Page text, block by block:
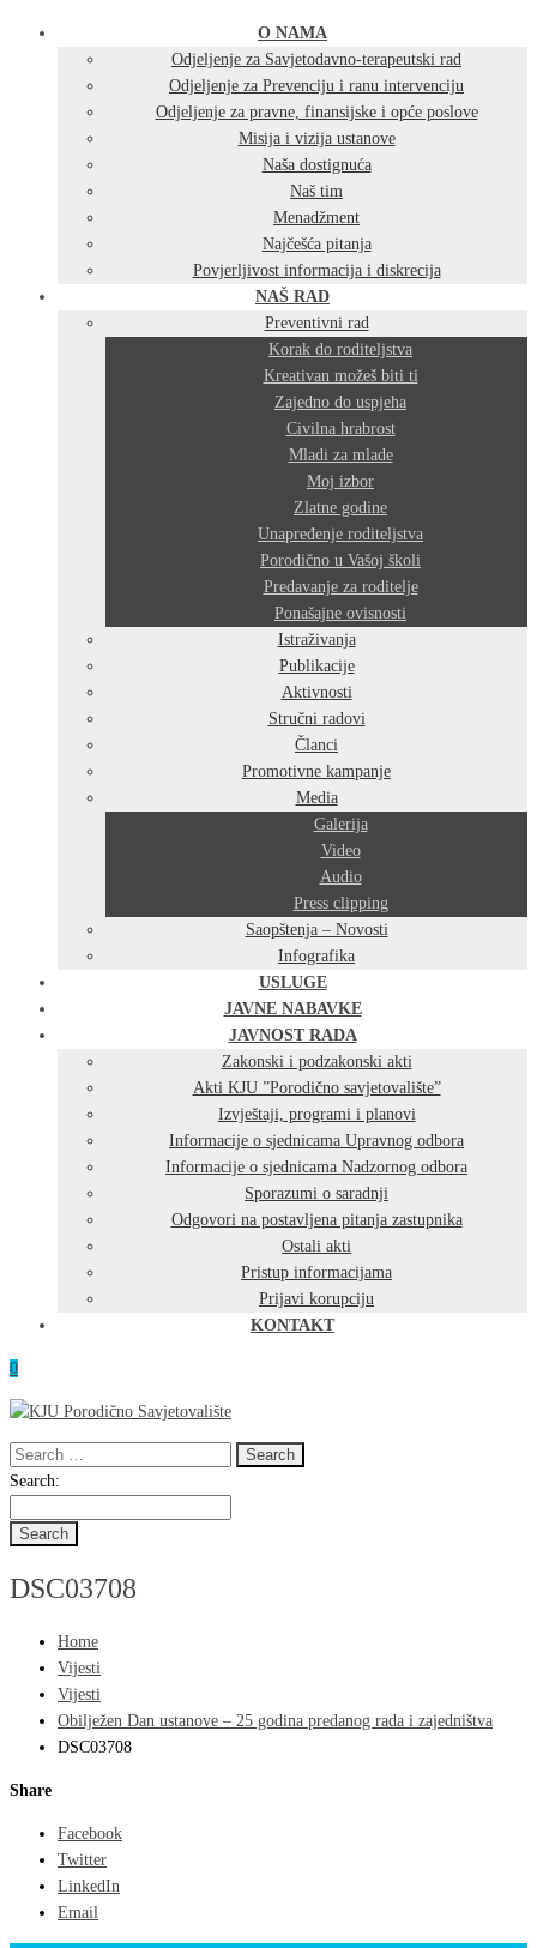
O NAMA
Odjeljenje za Savjetodavno-terapeutski rad
Odjeljenje za Prevenciju i ranu intervenciju
Odjeljenje za pravne, finansijske i opće poslove
Misija i vizija ustanove
Naša dostignuća
Naš tim
Menadžment
Najčešća pitanja
Povjerljivost informacija i diskrecija
NAŠ RAD
Preventivni rad
Korak do roditeljstva
Kreativan možeš biti ti
Zajedno do uspjeha
Civilna hrabrost
Mladi za mlade
Moj izbor
Zlatne godine
Unapređenje roditeljstva
Porodično u Vašoj školi
Predavanje za roditelje
Ponašajne ovisnosti
Istraživanja
Publikacije
Aktivnosti
Stručni radovi
Članci
Promotivne kampanje
Media
Galerija
Video
Audio
Press clipping
Saopštenja – Novosti
Infografika
USLUGE
JAVNE NABAVKE
JAVNOST RADA
Zakonski i podzakonski akti
Akti KJU ”Porodično savjetovalište”
Izvještaji, programi i planovi
Informacije o sjednicama Upravnog odbora
Informacije o sjednicama Nadzornog odbora
Sporazumi o saradnji
Odgovori na postavljena pitanja zastupnika
Ostali akti
Pristup informacijama
Prijavi korupciju
KONTAKT
0
Search
for:
Search
Search:
DSC03708
Home
Vijesti
Vijesti
Obilježen Dan ustanove – 25 godina predanog rada i zajedništva
DSC03708
Share
Facebook
Twitter
LinkedIn
Email